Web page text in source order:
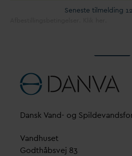
Seneste tilmelding
Dansk Vand- og Spildev
Vandhuset
Godthåbsvej 83